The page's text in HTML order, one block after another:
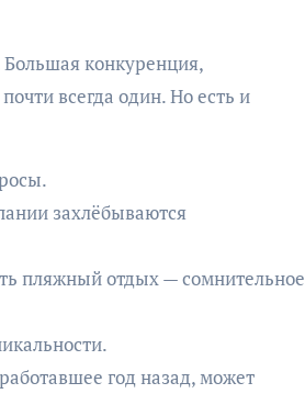
Большая конкуренция,
всегда один. Но есть и
захлёбываются
пляжный отдых — сомнительное
год назад, может